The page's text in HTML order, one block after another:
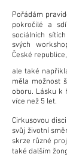
Pořádám
pokročilé a
sociálních
svých
České republice,
ale také
měla možnost
oboru. Lásku k
více než 5 let.
Cirkusovou
svůj životní
skrze různé
také dalším